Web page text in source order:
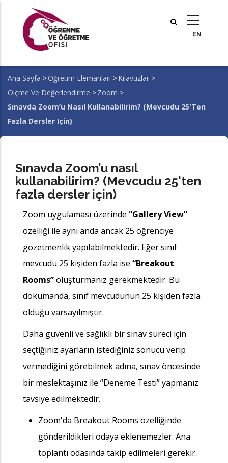
içeriğe
Sayfa
yolu
Ana Sayfa >Öğretim Elemanları >Kılavuzlar >
Ölçme Ve Değerlendirme >Zoom >
Sınavda Zoom’u Nasıl Kullanabilirim? (Mevcudu 25'ten
Fazla Dersler Için)
Sınavda Zoom’u nasıl
kullanabilirim? (Mevcudu 25'ten
fazla dersler için)
Zoom uygulaması üzerinde “Gallery View”
özelliği ile aynı anda ancak 25 öğrenciye
gözetmenlik yapılabilmektedir. Eğer sınıf
mevcudu 25 kişiden fazla ise “Breakout
Rooms”oluşturmanız gerekmektedir. Bu
dokümanda, sınıf mevcudunun 25 kişiden fazla
olduğu varsayılmıştır.
Daha güvenli ve sağlıklı bir sınav süreci için
seçtiğiniz ayarların istediğiniz sonucu verip
vermediğini görebilmek adına, sınav öncesinde
bir meslektaşınız ile “Deneme Testi” yapmanız
tavsiye edilmektedir.
Zoom'da Breakout Rooms özelliğinde
gönderildikleri odaya eklenemezler. Ana
toplantı odasında takip edilmeleri gerekir.